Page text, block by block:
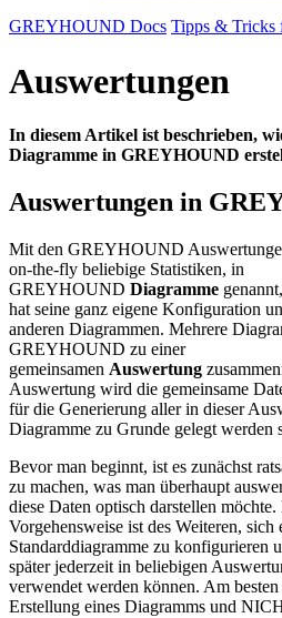
GREYHOUND Docs Tipps & Tricks
Auswertungen
In diesem Artikel ist beschrieben,
Diagramme in GREYHOUND
Auswertungen in
Mit den GREYHOUND
on-the-fly beliebige Statistiken, in
GREYHOUND Diagramme
hat seine ganz eigene Konfiguration
anderen Diagrammen. Mehrere
GREYHOUND zu einer
gemeinsamen Auswertung
Auswertung wird die gemeinsame
für die Generierung aller in dieser
Diagramme zu Grunde gelegt werden
Bevor man beginnt, ist es zunächst
zu machen, was man überhaupt
diese Daten optisch darstellen
Vorgehensweise ist des Weiteren, sich
Standarddiagramme zu konfigurieren
später jederzeit in beliebigen
verwendet werden können. Am
Erstellung eines Diagramms und